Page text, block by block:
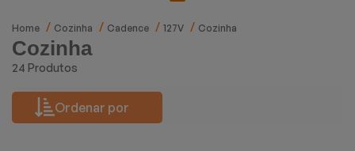
Home Cozinha Cadence 127V Cozinha
Cozinha
24 Produtos
Ordenar por
Coifas
Panelas Elétricas